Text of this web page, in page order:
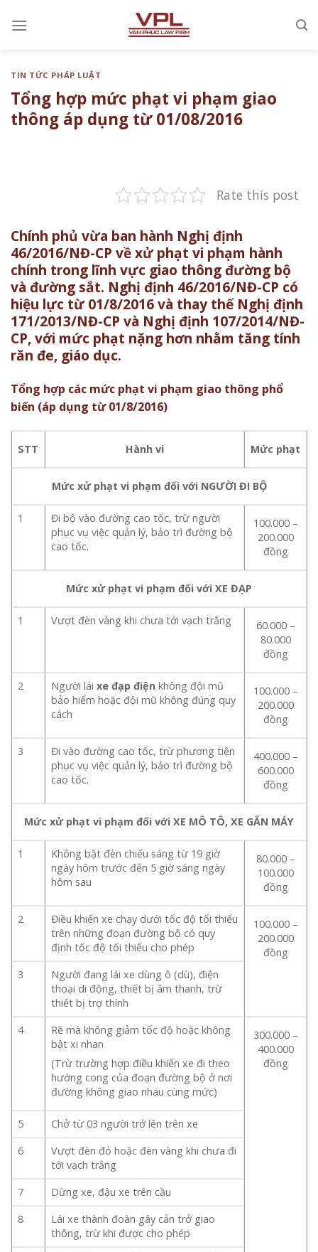
đến
TIN TỨC PHÁP LUẬT
Tổng hợp mức phạt vi phạm giao
thông áp dụng từ 01/08/2016
Rate this post
Chính phủ vừa ban hành Nghị định
46/2016/NĐ-CP về xử phạt vi phạm hành
chính trong lĩnh vực giao thông đường bộ
và đường sắt. Nghị định 46/2016/NĐ-CP có
hiệu lực từ 01/8/2016 và thay thế Nghị định
171/2013/NĐ-CP và Nghị định 107/2014/NĐ-
CP, với mức phạt nặng hơn nhằm tăng tính
răn đe, giáo dục.
Tổng hợp các mức phạt vi phạm giao thông phổ
biến (áp dụng từ 01/8/2016)
STT Hành vi Mức phạt
Mức xử phạt vi phạm đối với NGƯỜI ĐI BỘ
1
Đi bộ vào đường cao tốc, trừ người
phục vụ việc quản lý, bảo trì đường bộ
cao tốc.
100.000 –
200.000
đồng
Mức xử phạt vi phạm đối với XE ĐẠP
1 Vượt đèn vàng khi chưa tới vạch trắng
60.000 –
80.000
đồng
2 Người lái xe đạp điện không đội mũ
bảo hiểm hoặc đội mũ không đúng quy
cách
100.000 –
200.000
đồng
3
Đi vào đường cao tốc, trừ phương tiện
phục vụ việc quản lý, bảo trì đường bộ
cao tốc.
400.000 –
600.000
đồng
Mức xử phạt vi phạm đối với XE MÔ TÔ, XE GẮN MÁY
1
Không bật đèn chiếu sáng từ 19 giờ
ngày hôm trước đến 5 giờ sáng ngày
hôm sau
80.000 –
100.000
đồng
2
Điều khiển xe chạy dưới tốc độ tối thiểu
trên những đoạn đường bộ có quy
định tốc độ tối thiểu cho phép
100.000 –
200.000
đồng
3
Người đang lái xe dùng ô (dù), điện
thoại di động, thiết bị âm thanh, trừ
thiết bị trợ thính
4
Rẽ mà không giảm tốc độ hoặc không
bật xi nhan
(Trừ trường hợp điều khiển xe đi theo
hướng cong của đoạn đường bộ ở nơi
đường không giao nhau cùng mức)
300.000 –
400.000
đồng
5
Chở từ 03 người trở lên trên xe
6
Vượt đèn đỏ hoặc đèn vàng khi chưa đi
tới vạch trắng
7
Dừng xe, đậu xe trên cầu
8
Lái xe thành đoàn gây cản trở giao
thông, trừ khi được cho phép